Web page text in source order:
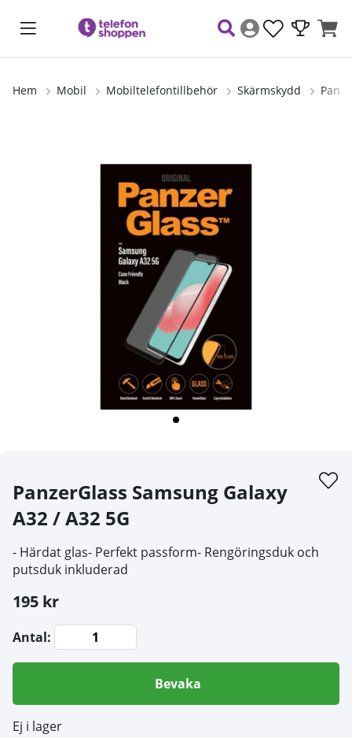
Hem Mobil Mobiltelefontillbehör Skärmskydd
PanzerGlass Samsung Galaxy
A32 / A32 5G
- Härdat glas- Perfekt passform- Rengöringsduk och
putsduk inkluderad
195 kr
Antal:
Bevaka
Ej i lager